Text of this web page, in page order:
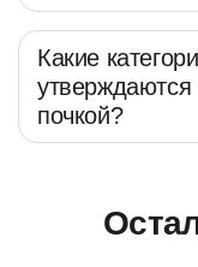
Какие
утверждаются
почкой?